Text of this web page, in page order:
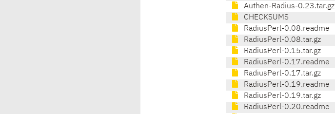
Authen-Radius-0.23.tar.gz
CHECKSUMS
RadiusPerl-0.08.readme
RadiusPerl-0.08.tar.gz
RadiusPerl-0.15.tar.gz
RadiusPerl-0.17.readme
RadiusPerl-0.17.tar.gz
RadiusPerl-0.19.readme
RadiusPerl-0.19.tar.gz
RadiusPerl-0.20.readme